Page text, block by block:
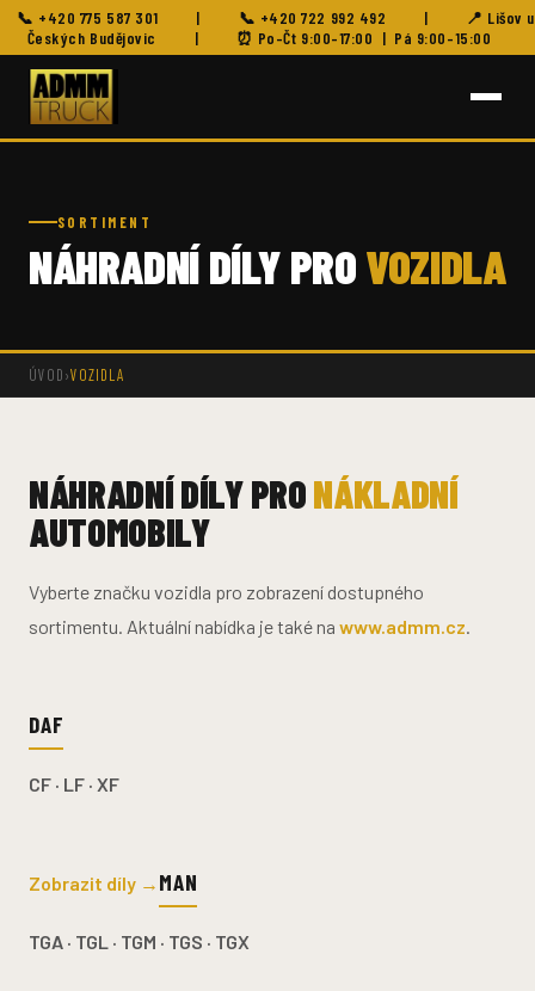
📞 +420 775 587 301 | 📞 +420 722 992 492 |
📍 Lišov u
Českých Budějovic
| ⏰ Po–Čt 9:00–17:00 | Pá 9:00–15:00
SORTIMENT
NÁHRADNÍ DÍLY PROVOZIDLA
ÚVOD›VOZIDLA
NÁHRADNÍ DÍLY PRONÁKLADNÍ
AUTOMOBILY
Vyberte značku vozidla pro zobrazení dostupného
sortimentu. Aktuální nabídka je také na www.admm.cz.
DAF
CF · LF · XF
Zobrazit díly → MAN
TGA · TGL · TGM · TGS · TGX